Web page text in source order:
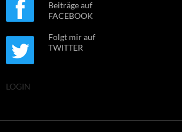
Beiträge auf
FACEBOOK
Folgt mir auf
TWITTER
LOGIN